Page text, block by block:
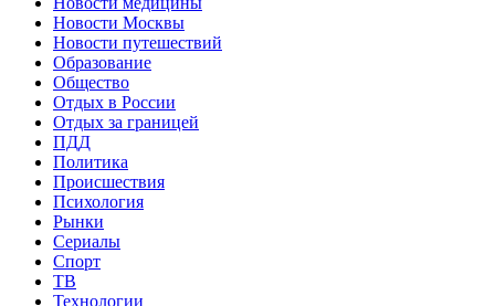
Новости Москвы
Новости путешествий
Образование
Общество
Отдых в России
Отдых за границей
ПДД
Политика
Происшествия
Психология
Рынки
Сериалы
Спорт
ТВ
Технологии